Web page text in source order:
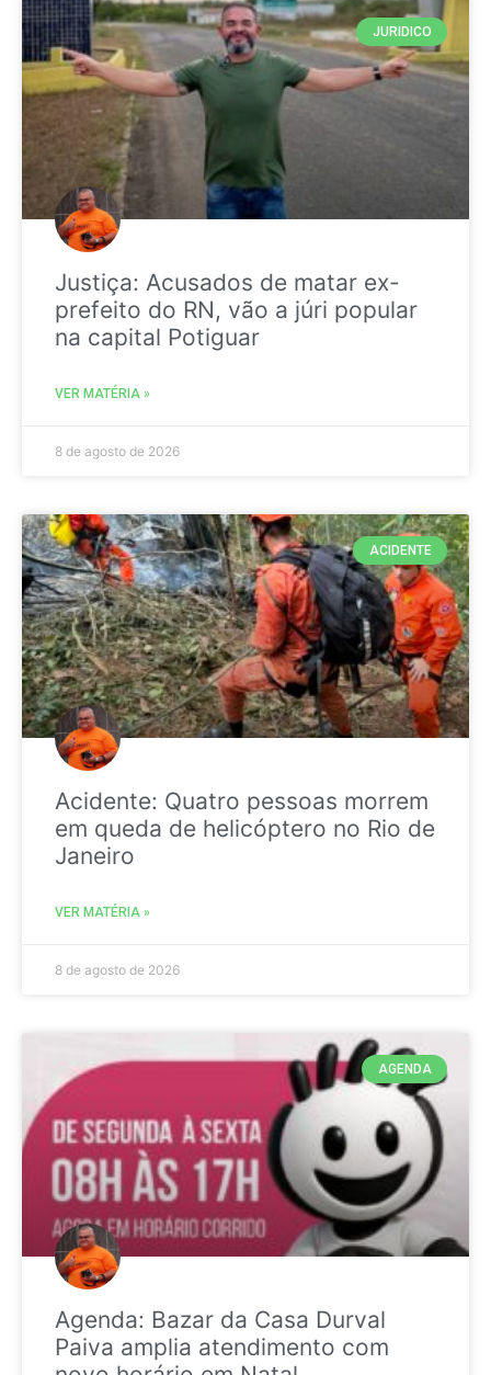
JURIDICO
Justiça: Acusados de matar ex-
prefeito do RN, vão a júri popular
na capital Potiguar
VER MATÉRIA »
8 de agosto de 2026
ACIDENTE
Acidente: Quatro pessoas morrem
em queda de helicóptero no Rio de
Janeiro
VER MATÉRIA »
8 de agosto de 2026
AGENDA
Agenda: Bazar da Casa Durval
Paiva amplia atendimento com